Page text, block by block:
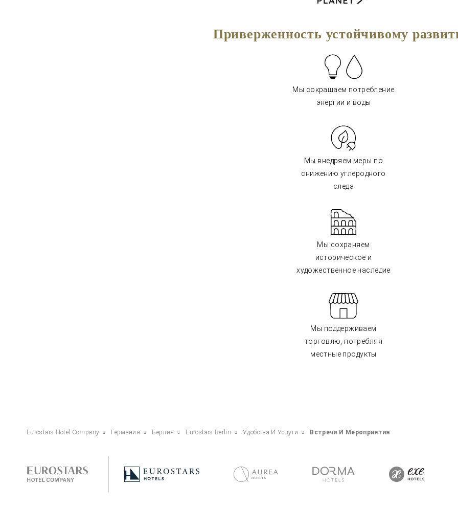
Приверженность устойчивому
Мы сокращаем потребление
энергии и воды
Мы внедряем меры по
снижению углеродного
следа
Мы сохраняем
историческое и
художественное наследие
Мы поддерживаем
торговлю, потребляя
местные продукты
Eurostars Hotel Company Германия Берлин Eurostars Berlin Удобства И Услуги Встречи И Мероприятия